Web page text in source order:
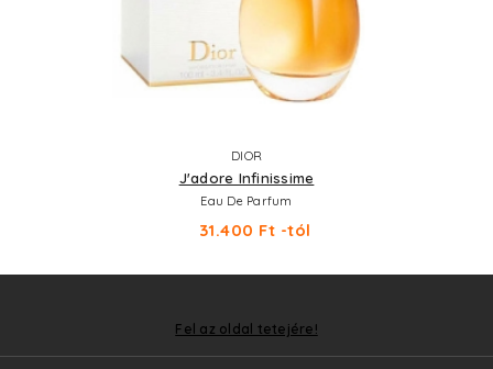
DIOR
J'adore Infinissime
Eau De Parfum
31.400 Ft -tól
Fel az oldal tetejére!